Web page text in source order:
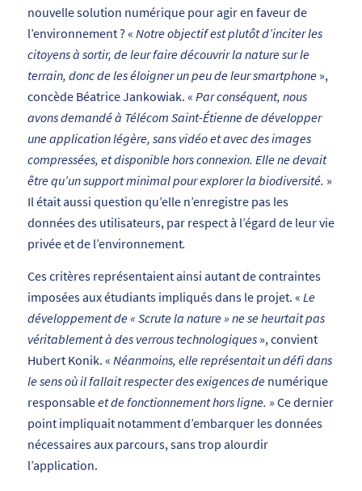
nouvelle solution numérique pour agir en faveur de
l’environnement ? « Notre objectif est plutôt d’inciter les
citoyens à sortir, de leur faire découvrir la nature sur le
terrain, donc de les éloigner un peu de leur smartphone»,
concède Béatrice Jankowiak. « Par conséquent, nous
avons demandé à Télécom Saint-Étienne de développer
une application légère, sans vidéo et avec des images
compressées, et disponible hors connexion. Elle ne devait
être qu’un support minimal pour explorer la biodiversité. »
Il était aussi question qu’elle n’enregistre pas les
données des utilisateurs, par respect à l’égard de leur vie
privée et de l’environnement.
Ces critères représentaient ainsi autant de contraintes
imposées aux étudiants impliqués dans le projet. « Le
développement de « Scrute la nature » ne se heurtait pas
véritablement à des verrous technologiques», convient
Hubert Konik. « Néanmoins, elle représentait un défi dans
le sens où il fallait respecter des exigences de numérique
responsableet de fonctionnement hors ligne. » Ce dernier
point impliquait notamment d’embarquer les données
nécessaires aux parcours, sans trop alourdir
l’application.